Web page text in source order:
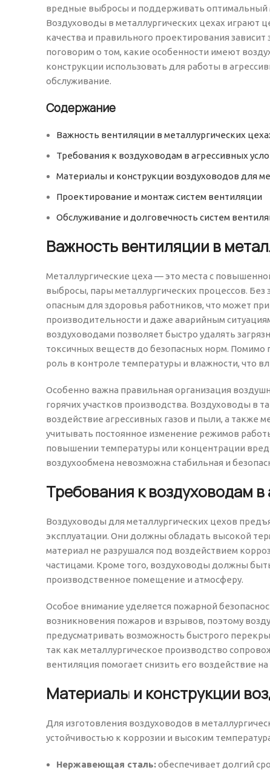
вредные выбросы и поддерживать оптимальный
Воздуховоды в металлургических цехах играют
качества и правильного проектирования
поговорим о том, какие особенности имеют
конструкции использовать для работы в
обслуживание.
Содержание
Важность вентиляции в металлургических
Требования к воздуховодам в агрессивных
Материалы и конструкции воздуховодов для
Проектирование и монтаж систем вентиляции
Обслуживание и долговечность систем
Важность вентиляции в
Металлургические цеха — это места с
выбросы, пары металлургических процессов.
опасным для здоровья работников, что может
производительности и даже аварийным
воздуховодами позволяет быстро удалять
токсичных веществ до безопасных норм. Помимо
роль в контроле температуры и влажности, что
Особенно важна правильная организация
горячих участков производства. Воздуховоды
воздействие агрессивных газов и пыли, а также
учитывать постоянное изменение режимов
повышении температуры или концентрации
воздухообмена невозможна стабильная и
Требования к воздуховодам
Воздуховоды для металлургических цехов
эксплуатации. Они должны обладать высокой
материал не разрушался под воздействием
частицами. Кроме того, воздуховоды должны
производственное помещение и атмосферу.
Особое внимание уделяется пожарной
возникновения пожаров и взрывов, поэтому
предусматривать возможность быстрого
так как металлургическое производство
вентиляция помогает снизить его воздействие на
Материалы и конструкции
Для изготовления воздуховодов в
устойчивостью к коррозии и высоким
Нержавеющая сталь:обеспечивает долгий